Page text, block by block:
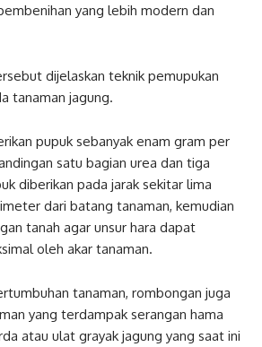
yang lebih modern dan
dijelaskan teknik pemupukan
tanaman jagung.
pupuk sebanyak enam gram per
satu bagian urea dan tiga
diberikan pada jarak sekitar lima
dari batang tanaman, kemudian
tanah agar unsur hara dapat
oleh akar tanaman.
tanaman, rombongan juga
yang terdampak serangan hama
atau ulat grayak jagung yang saat ini